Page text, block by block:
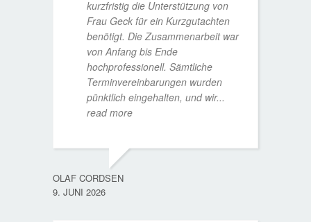
kurzfristig die Unterstützung von
Frau Geck für ein Kurzgutachten
benötigt. Die Zusammenarbeit war
von Anfang bis Ende
hochprofessionell. Sämtliche
Terminvereinbarungen wurden
pünktlich eingehalten, und wir...
read more
OLAF CORDSEN
9. JUNI 2026